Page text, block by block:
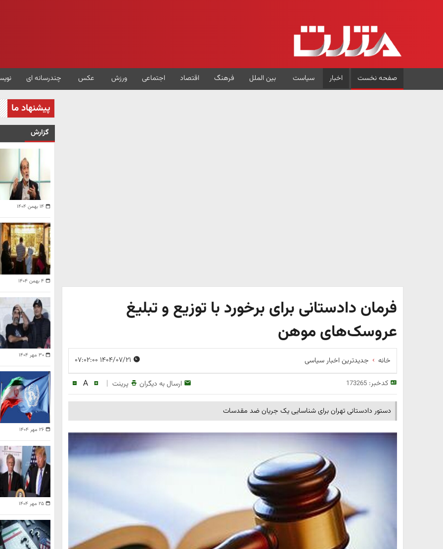
صفحه نخست اخبار سیاست بین الملل فرهنگ اقتصاد اجتماعی ورزش عکس چندرسانه ای
فرمان دادستانی برای برخورد با توزیع و تبلیغ
عروسک‌های موهن
خانه جدیدترین اخبار سیاسی
کدخبر:173265 ارسال به دیگران پرینت |
A
دستور دادستانی تهران برای شناسایی یک جریان ضد مقدسات
پیشنهاد ما
گزارش
۱۴ بهمن ۱۴۰۴
۴ بهمن ۱۴۰۴
۳۰ مهر ۱۴۰۴
۲۶ مهر ۱۴۰۴
۲۵ مهر ۱۴۰۴